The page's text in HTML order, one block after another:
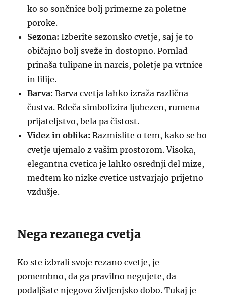
ko so sončnice bolj primerne za poletne
poroke.
Sezona: Izberite sezonsko cvetje, saj je to
običajno bolj sveže in dostopno. Pomlad
prinaša tulipane in narcis, poletje pa vrtnice
in lilije.
Barva: Barva cvetja lahko izraža različna
čustva. Rdeča simbolizira ljubezen, rumena
prijateljstvo, bela pa čistost.
Videz in oblika: Razmislite o tem, kako se bo
cvetje ujemalo z vašim prostorom. Visoka,
elegantna cvetica je lahko osrednji del mize,
medtem ko nizke cvetice ustvarjajo prijetno
vzdušje.
Nega rezanega cvetja
Ko ste izbrali svoje rezano cvetje, je
pomembno, da ga pravilno negujete, da
podaljšate njegovo življenjsko dobo. Tukaj je